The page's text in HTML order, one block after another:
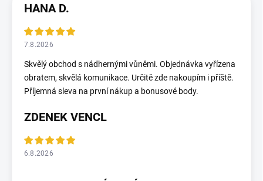
HANA D.
7.8.2026
Skvělý obchod s nádhernými vůněmi. Objednávka vyřízena
obratem, skvělá komunikace. Určitě zde nakoupím i příště.
Příjemná sleva na první nákup a bonusové body.
ZDENEK VENCL
6.8.2026